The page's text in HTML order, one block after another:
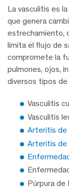
La vasculitis es
que genera
estrechamiento,
limita el flujo de
compromete la
pulmones, ojos,
diversos tipos de
Vasculitis
Vasculitis
Arteritis de
Arteritis de
Púrpura de